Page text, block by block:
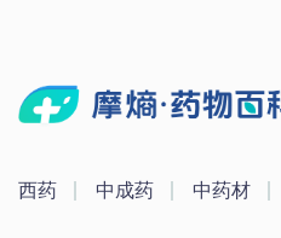
西药 中成药 中药材